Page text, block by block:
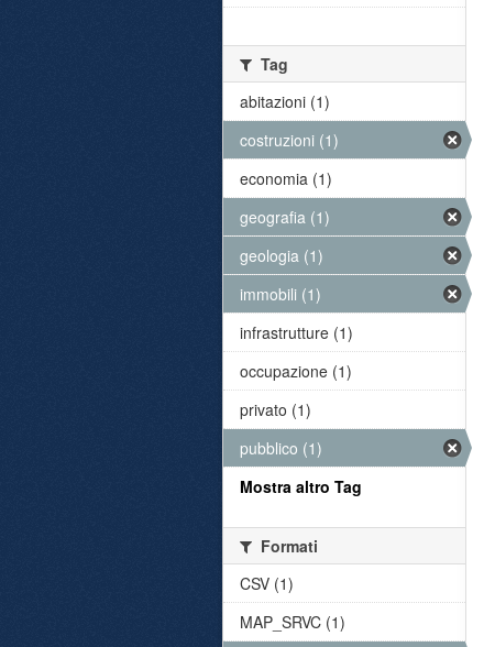
Tag
abitazioni (1)
costruzioni (1)
economia (1)
geografia (1)
geologia (1)
immobili (1)
infrastrutture (1)
occupazione (1)
privato (1)
pubblico (1)
Mostra altro Tag
Formati
CSV (1)
MAP_SRVC (1)